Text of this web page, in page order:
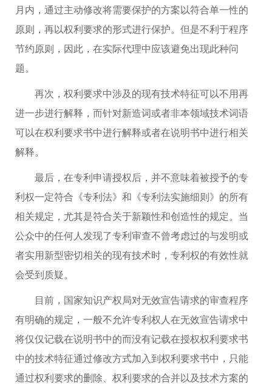
月内，通过主动修改将需要保护的方案以符合单一性的
原则，再以权利要求的形式进行保护。但是不利于程序
节约原则，因此，在实际代理中应该避免出现此种问
题。
再次，权利要求中涉及的现有技术特征可以不用再
进一步进行解释，而针对新造词或者非本领域技术词语
可以在权利要求书中进行解释或者在说明书中进行相关
解释。
最后，在专利申请授权后，并不意味着被授予的专
利权一定符合《专利法》和《专利法实施细则》的所有
相关规定，尤其是符合关于新颖性和创造性的规定。当
公众中的任何人发现了专利审查不曾考虑过的与发明或
者实用新型密切相关的现有技术时，专利权的有效性就
会受到质疑。
目前，国家知识产权局对无效宣告请求的审查程序
有明确的规定，一般不允许专利权人在无效宣告请求中
将仅仅记载在说明书中的而没有记载在授权权利要求书
中的技术特征通过修改方式加入到权利要求书中，只能
通过权利要求的删除、权利要求的合并以及技术方案的